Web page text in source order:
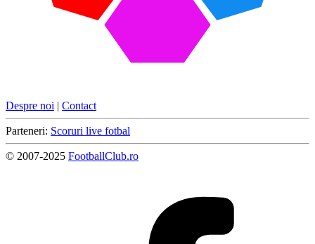
Despre noi | Contact
Parteneri: Scoruri live fotbal
© 2007-2025 FootballClub.ro